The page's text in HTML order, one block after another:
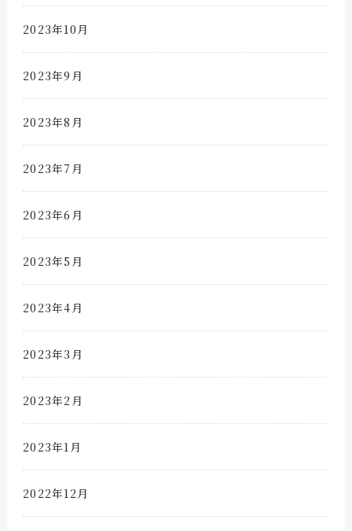
2023年10月
2023年9月
2023年8月
2023年7月
2023年6月
2023年5月
2023年4月
2023年3月
2023年2月
2023年1月
2022年12月